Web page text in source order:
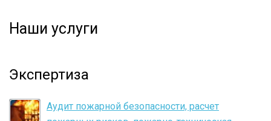
Наши услуги
Экспертиза
Аудит пожарной безопасности, расчет